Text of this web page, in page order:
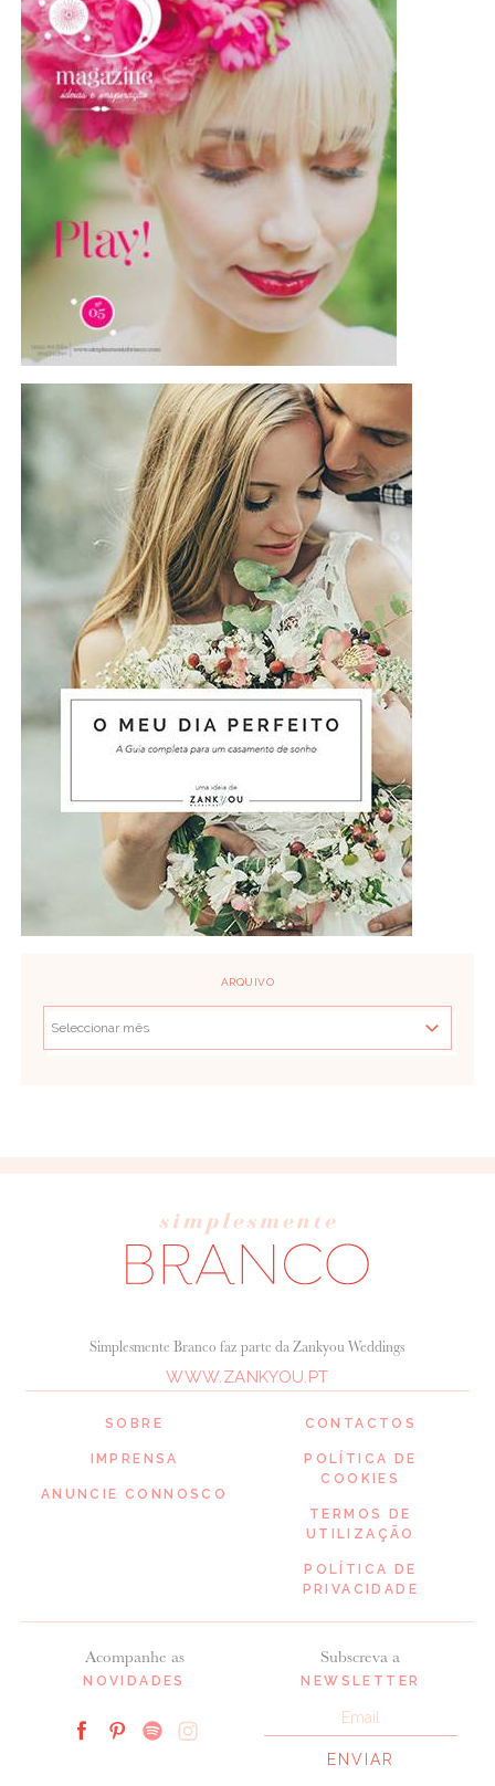
ARQUIVO
SOBRE
IMPRENSA
ANUNCIE CONNOSCO
Acompanhe as
NOVIDADES
Simplesmente Branco faz parte da Zankyou Weddings
WWW.ZANKYOU.PT
Subscreva a
NEWSLETTER
CONTACTOS
POLÍTICA DE
COOKIES
TERMOS DE
UTILIZAÇÃO
POLÍTICA DE
PRIVACIDADE